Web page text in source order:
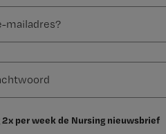
2x per week de Nursing nieuwsbrief